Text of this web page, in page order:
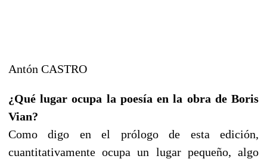
Antón CASTRO
¿Qué lugar ocupa la poesía en la obra de Boris
Vian?
Como digo en el prólogo de esta edición,
cuantitativamente ocupa un lugar pequeño, algo